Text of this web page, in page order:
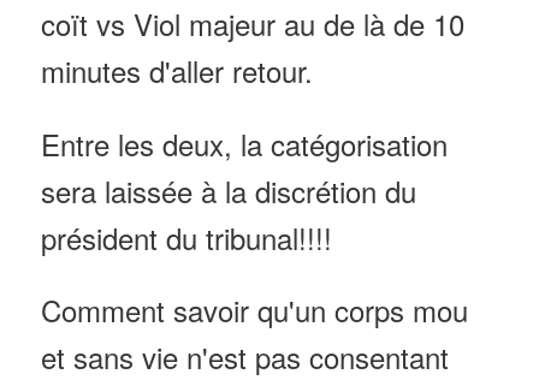
coït vs Viol majeur au de là de 10
minutes d'aller retour.
Entre les deux, la catégorisation
sera laissée à la discrétion du
président du tribunal!!!!
Comment savoir qu'un corps mou
et sans vie n'est pas consentant